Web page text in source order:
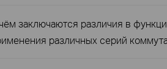
заключаются различия в
различных серий